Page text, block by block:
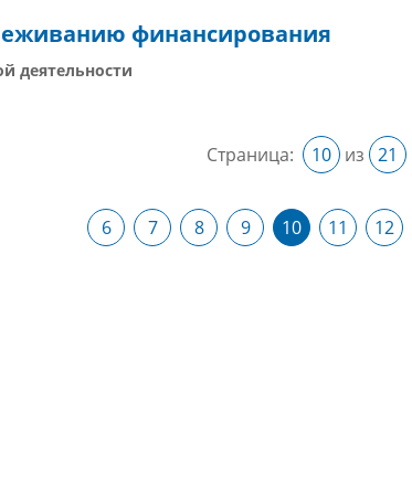
финансирования
деятельности
Страница: 10 из 21
6 7 8 9 10 11 12